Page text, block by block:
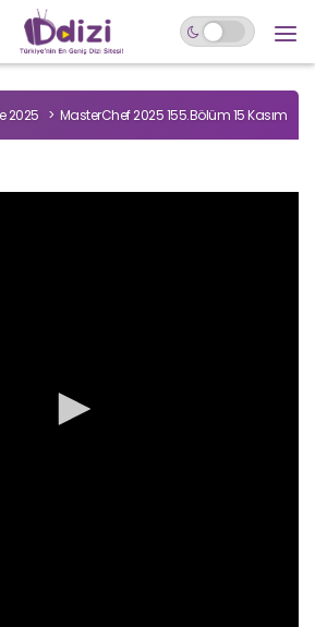
2025 MasterChef 2025 155.Bölüm 15 Kasım